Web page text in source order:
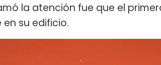
la atención fue que el
su edificio.